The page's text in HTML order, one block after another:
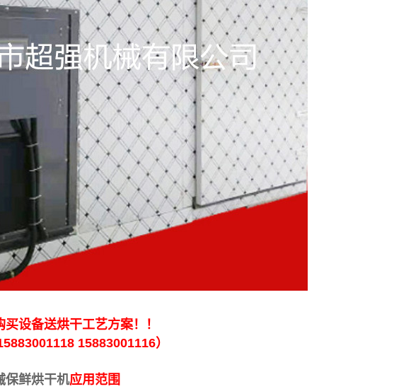
设备送烘干工艺方案！！
15883001116）
保鲜烘干机应用范围